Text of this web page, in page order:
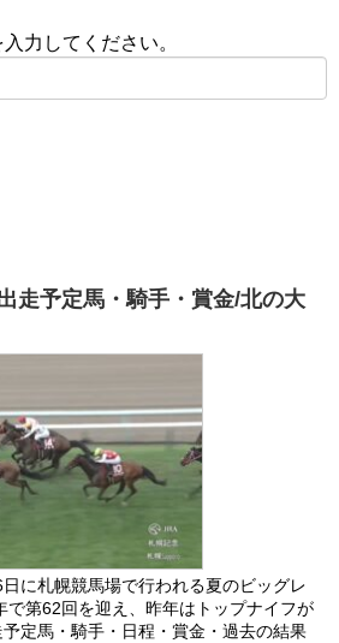
力してください。
走予定馬・騎手・賞金/北の大
に札幌競馬場で行われる夏のビッグレ
で第62回を迎え、昨年はトップナイフが
定馬・騎手・日程・賞金・過去の結果